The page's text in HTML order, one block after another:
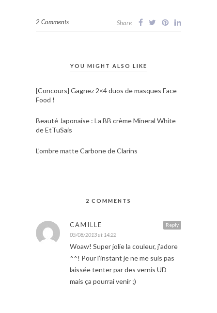
2 Comments Share
YOU MIGHT ALSO LIKE
[Concours] Gagnez 2×4 duos de masques Face
Food !
Beauté Japonaise : La BB crème Mineral White
de EtTuSais
L’ombre matte Carbone de Clarins
2 COMMENTS
Reply
CAMILLE
05/08/2013 at 14:22
Woaw! Super jolie la couleur, j’adore
^^! Pour l’instant je ne me suis pas
laissée tenter par des vernis UD
mais ça pourrai venir ;)